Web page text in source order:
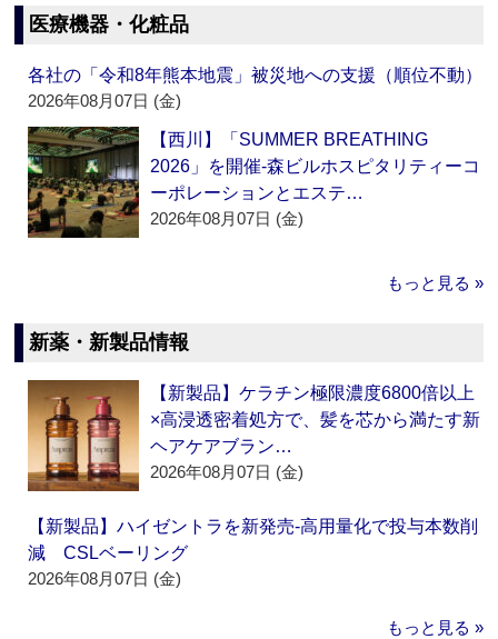
医療機器・化粧品
各社の「令和8年熊本地震」被災地への支援（順位不動）
2026年08月07日 (金)
【西川】「SUMMER BREATHING
2026」を開催‐森ビルホスピタリティーコ
ーポレーションとエステ…
2026年08月07日 (金)
もっと見る »
新薬・新製品情報
【新製品】ケラチン極限濃度6800倍以上
×高浸透密着処方で、髪を芯から満たす新
ヘアケアブラン…
2026年08月07日 (金)
【新製品】ハイゼントラを新発売‐高用量化で投与本数削
減 CSLベーリング
2026年08月07日 (金)
もっと見る »